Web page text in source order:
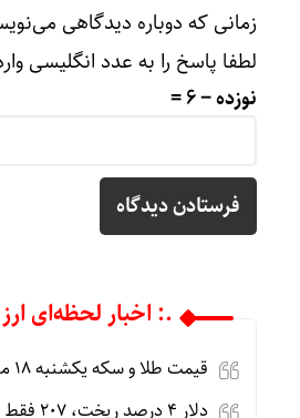
زمانی که دوباره دیدگاهی
لطفا پاسخ را به عدد انگلیسی
نوزده − 6 =
.: اخبار لحظه‌ای
قیمت طلا و سکه یکشنبه 18 مرداد+ جدول